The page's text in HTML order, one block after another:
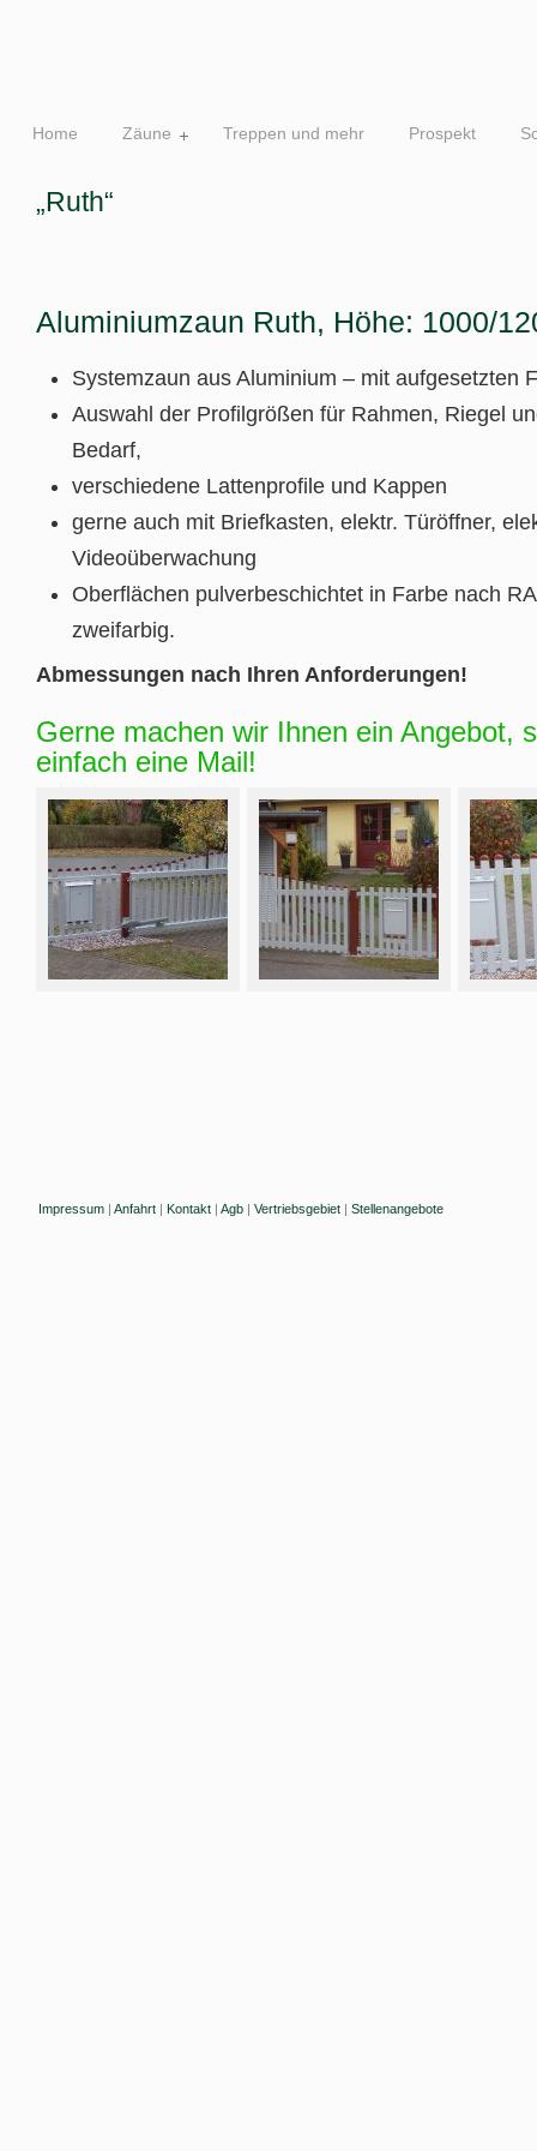
Home Zäune Treppen und mehr Prospekt
„Ruth“
Aluminiumzaun Ruth, Höhe: 1000/
Systemzaun aus Aluminium – mit aufgesetzten
Auswahl der Profilgrößen für Rahmen, Riegel
Bedarf,
verschiedene Lattenprofile und Kappen
gerne auch mit Briefkasten, elektr. Türöffner,
Videoüberwachung
Oberflächen pulverbeschichtet in Farbe nach
zweifarbig.
Abmessungen nach Ihren Anforderungen!
Gerne machen wir Ihnen ein Angebot,
einfach eine Mail!
Impressum | Anfahrt | Kontakt | Agb | Vertriebsgebiet | Stellenangebote